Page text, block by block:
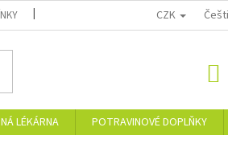
PODMÍNKY OCHRANY OSOBNÍCH ÚDAJŮ
CZK
LÉKÁRNA POTRAVINOVÉ DOPLŇKY